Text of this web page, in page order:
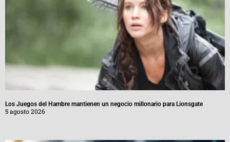
Los Juegos del Hambre mantienen un negocio millonario para Lionsgate
5 agosto 2026